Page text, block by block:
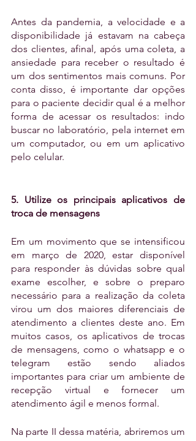
Antes da pandemia, a velocidade e a
disponibilidade já estavam na cabeça
dos clientes, afinal, após uma coleta, a
ansiedade para receber o resultado é
um dos sentimentos mais comuns. Por
conta disso, é importante dar opções
para o paciente decidir qual é a melhor
forma de acessar os resultados: indo
buscar no laboratório, pela internet em
um computador, ou em um aplicativo
pelo celular.
5. Utilize os principais aplicativos de
troca de mensagens
Em um movimento que se intensificou
em março de 2020, estar disponível
para responder às dúvidas sobre qual
exame escolher, e sobre o preparo
necessário para a realização da coleta
virou um dos maiores diferenciais de
atendimento a clientes deste ano. Em
muitos casos, os aplicativos de trocas
de mensagens, como o whatsapp e o
telegram estão sendo aliados
importantes para criar um ambiente de
recepção virtual e fornecer um
atendimento ágil e menos formal.
Na parte II dessa matéria, abriremos um